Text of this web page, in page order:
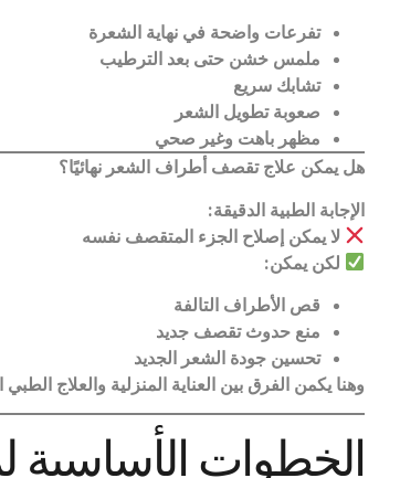
تفرعات واضحة في نهاية الشعرة
ملمس خشن حتى بعد الترطيب
تشابك سريع
صعوبة تطويل الشعر
مظهر باهت وغير صحي
هل يمكن علاج تقصف أطراف الشعر نهائيًا؟
الإجابة الطبية الدقيقة:
لا يمكن إصلاح الجزء المتقصف نفسه
لكن يمكن:
قص الأطراف التالفة
منع حدوث تقصف جديد
تحسين جودة الشعر الجديد
وهنا يكمن الفرق بين العناية المنزلية والعلاج
الخطوات